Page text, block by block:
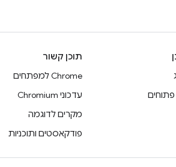
תוכן קשור
Chrome למפתחים
עדכוני Chromium
מקרים לדוגמה
פודקאסטים ותוכניות